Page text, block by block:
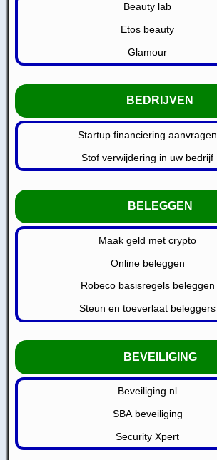
Beauty lab
Etos beauty
Glamour
BEDRIJVEN
Startup financiering aanvragen
Stof verwijdering in uw bedrijf
BELEGGEN
Maak geld met crypto
Online beleggen
Robeco basisregels beleggen
Steun en toeverlaat beleggers
BEVEILIGING
Beveiliging.nl
SBA beveiliging
Security Xpert